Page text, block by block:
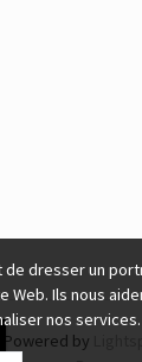
Powered by
dresser un
Ils nous
nos services.